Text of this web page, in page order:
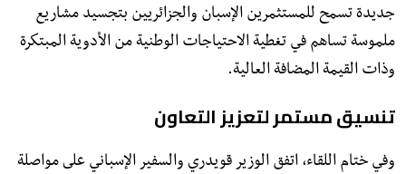
جديدة تسمح للمستثمرين الإسبان والجزائريين بتجسيد مشاريع
ملموسة تساهم في تغطية الاحتياجات الوطنية من الأدوية المبتكرة
وذات القيمة المضافة العالية.
​تنسيق مستمر لتعزيز التعاون
​وفي ختام اللقاء، اتفق الوزير قويدري والسفير الإسباني على مواصلة